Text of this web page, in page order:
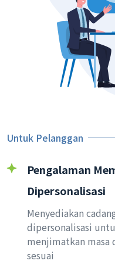
Untuk Pelanggan
Pengalaman
Dipersonalisasi
Menyediakan
dipersonalisasi
menjimatkan masa
sesuai